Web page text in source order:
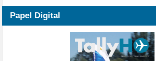
Papel Digital